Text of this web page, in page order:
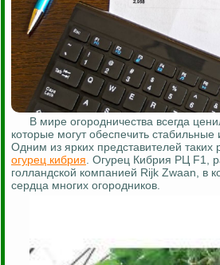
В мире огородничества всегда
которые могут обеспечить стабильные
Одним из ярких представителей таких
огурец кибрия . Огурец Кибрия РЦ F1,
голландской компанией Rijk Zwaan, в
сердца многих огородников.